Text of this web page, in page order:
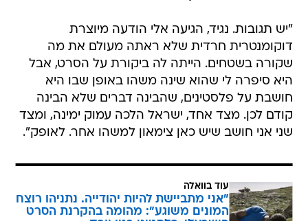
"יש תגובות. נגיד, הגיעה אלי הודעה מיוצרת
דוקומנטרית חרדית שלא ראתה מעולם את מה
שקורה בשטחים. הייתה לה ביקורת על הסרט, אבל
היא סיפרה לי שהוא שינה משהו באופן שבו היא
חושבת על פלסטינים, שהבינה דברים שלא הבינה
קודם לכן. מצד אחד, ישראל הלכה עמוק ימינה, ומצד
שני אני חושב שיש כאן צימאון למשהו אחר. לאופק".
עוד בוואלה
"אני מתביישת להיות יהודייה. נתניהו רוצח
המונים משוגע": מהומה בהקרנת הסרט